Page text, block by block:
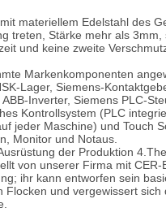
materiellem Edelstahl des
treten, Stärke mehr als 3mm,
und keine zweite
Markenkomponenten
Lager, Siemens-
ABB-Inverter, Siemens PLC-
Kontrollsystem (PLC
jeder Maschine) und Touch
Monitor und Notaus.
der Produktion
von unserer Firma mit CER-
ihr kann entworfen sein
Flocken und vergewissert sich